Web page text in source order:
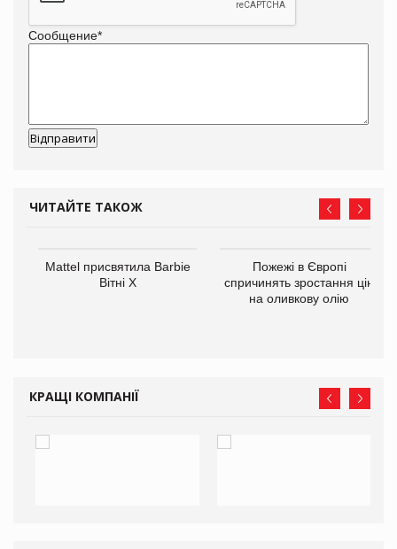
Сообщение*
ЧИТАЙТЕ ТАКОЖ
Mattel присвятила Barbie
Вітні Х
Пожежі в Європі
спричинять зростання цін
на оливкову олію
КРАЩІ КОМПАНІЇ